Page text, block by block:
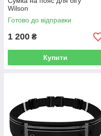
Wilson
Готово до відправки
1 200 ₴
Купити